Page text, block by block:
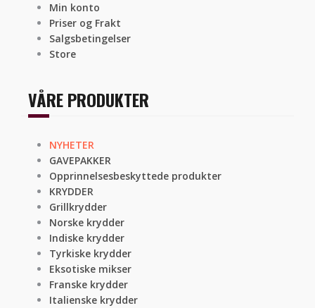
Min konto
Priser og Frakt
Salgsbetingelser
Store
VÅRE PRODUKTER
NYHETER
GAVEPAKKER
Opprinnelsesbeskyttede produkter
KRYDDER
Grillkrydder
Norske krydder
Indiske krydder
Tyrkiske krydder
Eksotiske mikser
Franske krydder
Italienske krydder